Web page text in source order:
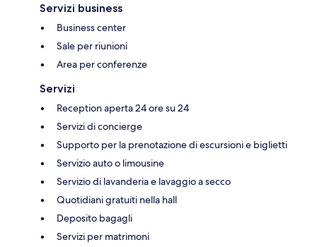
Servizi business
Business center
Sale per riunioni
Area per conferenze
Servizi
Reception aperta 24 ore su 24
Servizi di concierge
Supporto per la prenotazione di escursioni e biglietti
Servizio auto o limousine
Servizio di lavanderia e lavaggio a secco
Quotidiani gratuiti nella hall
Deposito bagagli
Servizi per matrimoni